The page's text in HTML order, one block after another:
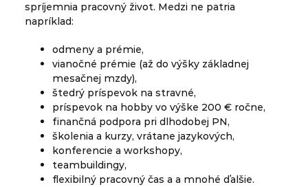
spríjemnia pracovný život. Medzi ne patria
napríklad:
odmeny a prémie,
vianočné prémie (až do výšky základnej
mesačnej mzdy),
štedrý príspevok na stravné,
príspevok na hobby vo výške 200 € ročne,
finančná podpora pri dlhodobej PN,
školenia a kurzy, vrátane jazykových,
konferencie a workshopy,
teambuildingy,
flexibilný pracovný čas a a mnohé ďalšie.